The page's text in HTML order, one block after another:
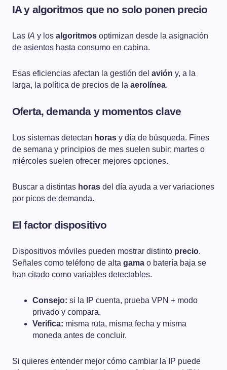
IA y algoritmos que no solo ponen precio
Las IA y los algoritmos optimizan desde la asignación
de asientos hasta consumo en cabina.
Esas eficiencias afectan la gestión del avión y, a la
larga, la política de precios de la aerolínea.
Oferta, demanda y momentos clave
Los sistemas detectan horas y día de búsqueda. Fines
de semana y principios de mes suelen subir; martes o
miércoles suelen ofrecer mejores opciones.
Buscar a distintas horas del día ayuda a ver variaciones
por picos de demanda.
El factor dispositivo
Dispositivos móviles pueden mostrar distinto precio.
Señales como teléfono de alta gama o batería baja se
han citado como variables detectables.
Consejo: si la IP cuenta, prueba VPN + modo
privado y compara.
Verifica: misma ruta, misma fecha y misma
moneda antes de concluir.
Si quieres entender mejor cómo cambiar la IP puede